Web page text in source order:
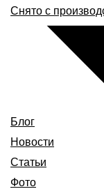
Снято с
Блог
Новости
Статьи
Фото